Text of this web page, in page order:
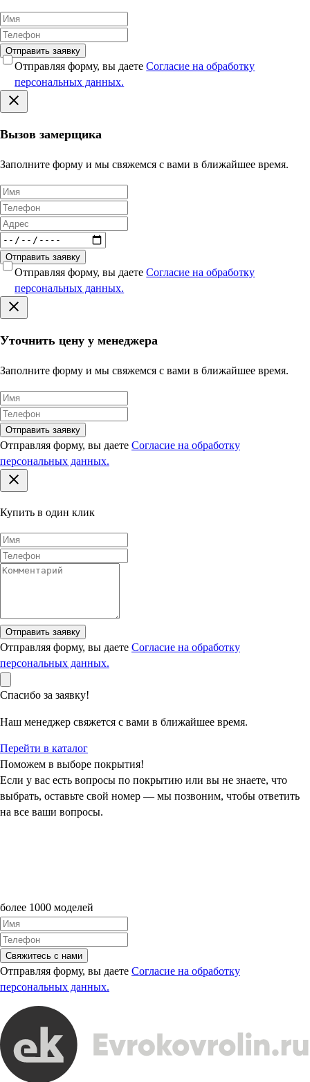
Отправить заявку
Отправляя форму, вы даетеСогласие на обработку
персональных данных.
Вызов замерщика
Заполните форму и мы свяжемся с вами в ближайшее время.
Отправить заявку
Отправляя форму, вы даетеСогласие на обработку
персональных данных.
Уточнить цену у менеджера
Заполните форму и мы свяжемся с вами в ближайшее время.
Отправить заявку
Отправляя форму, вы даете Согласие на обработку
персональных данных.
Купить в один клик
Отправить заявку
Отправляя форму, вы даете Согласие на обработку
персональных данных.
Спасибо за заявку!
Наш менеджер свяжется с вами в ближайшее время.
Перейти в каталог
Поможем в выборе покрытия!
Если у вас есть вопросы по покрытию или вы не знаете, что
выбрать, оставьте свой номер — мы позвоним, чтобы ответить
на все ваши вопросы.
более 1000 моделей
Свяжитесь с нами
Отправляя форму, вы даете Согласие на обработку
персональных данных.